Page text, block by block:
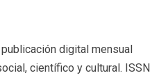
digital mensual
científico y cultural. ISSN